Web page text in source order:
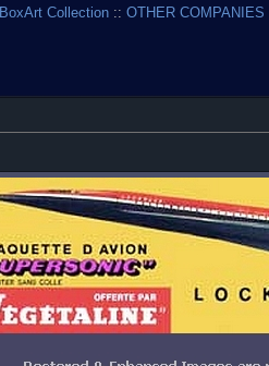
BoxArt Collection ::OTHER COMPANIES